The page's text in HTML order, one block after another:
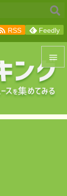


メニュ
サイ
 RSS Feedly